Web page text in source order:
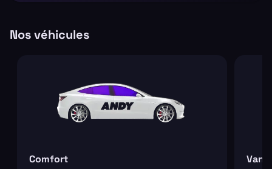
Nos véhicules
Comfort Van